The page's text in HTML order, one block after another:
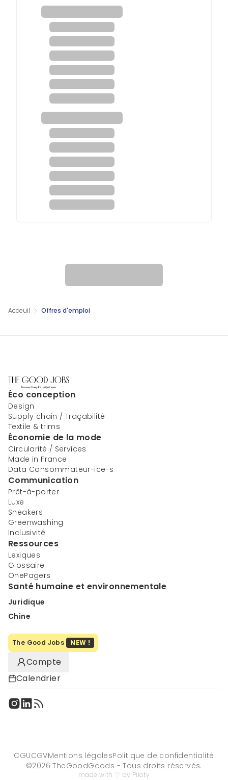
Acceuil Offres d'emploi
Éco conception
Design
Supply chain / Traçabilité
Textile & trims
Économie de la mode
Circularité / Services
Made in France
Data Consommateur-ice-s
Communication
Prêt-à-porter
Luxe
Sneakers
Greenwashing
Inclusivité
Ressources
Lexiques
Glossaire
OnePagers
Santé humaine et environnementale
Juridique
Chine
The Good Jobs NEW !
Compte
Calendrier
CGUCGVMentions légalesPolitique de confidentialité
©2026 TheGoodGoods - Tous droits réservés.
made with ♡ by Piloty